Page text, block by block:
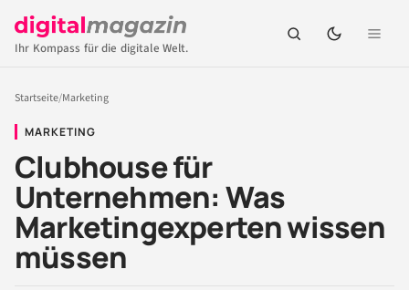
Ihr Kompass für die digitale Welt.
Startseite/Marketing
MARKETING
Clubhouse für
Unternehmen: Was
Marketingexperten wissen
müssen